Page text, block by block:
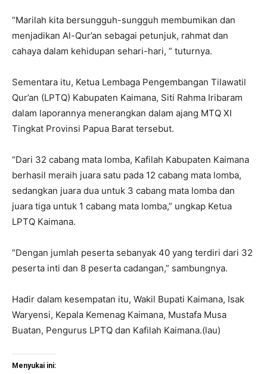
“Marilah kita bersungguh-sungguh membumikan dan
menjadikan Al-Qur’an sebagai petunjuk, rahmat dan
cahaya dalam kehidupan sehari-hari, ” tuturnya.
Sementara itu, Ketua Lembaga Pengembangan Tilawatil
Qur’an (LPTQ) Kabupaten Kaimana, Siti Rahma Iribaram
dalam laporannya menerangkan dalam ajang MTQ XI
Tingkat Provinsi Papua Barat tersebut.
“Dari 32 cabang mata lomba, Kafilah Kabupaten Kaimana
berhasil meraih juara satu pada 12 cabang mata lomba,
sedangkan juara dua untuk 3 cabang mata lomba dan
juara tiga untuk 1 cabang mata lomba,” ungkap Ketua
LPTQ Kaimana.
“Dengan jumlah peserta sebanyak 40 yang terdiri dari 32
peserta inti dan 8 peserta cadangan,” sambungnya.
Hadir dalam kesempatan itu, Wakil Bupati Kaimana, Isak
Waryensi, Kepala Kemenag Kaimana, Mustafa Musa
Buatan, Pengurus LPTQ dan Kafilah Kaimana.(lau)
Menyukai ini: